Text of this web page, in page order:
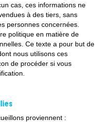
cas, ces informations ne
à des tiers, sans
personnes concernées.
politique en matière de
Ce texte a pour but de
nous utilisons ces
de procéder si vous
proviennent :